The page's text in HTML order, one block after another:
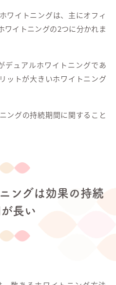
ワイトニングは、主にオフィ
ワイトニングの2つに分かれま
デュアルホワイトニングであ
ットが大きいホワイトニング
ングの持続期間に関すること
ングは効果の持続
長い